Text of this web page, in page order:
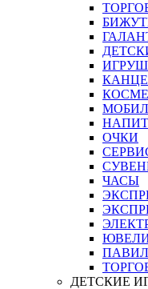
ОЧКИ
ЧАСЫ
ДЕТСКИЕ